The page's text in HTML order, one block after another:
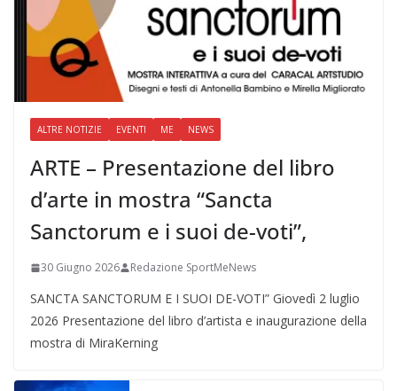
ALTRE NOTIZIE EVENTI ME NEWS
ARTE – Presentazione del libro
d’arte in mostra “Sancta
Sanctorum e i suoi de-voti”,
30 Giugno 2026 Redazione SportMeNews
SANCTA SANCTORUM E I SUOI DE-VOTI” Giovedì 2 luglio
2026 Presentazione del libro d’artista e inaugurazione della
mostra di MiraKerning